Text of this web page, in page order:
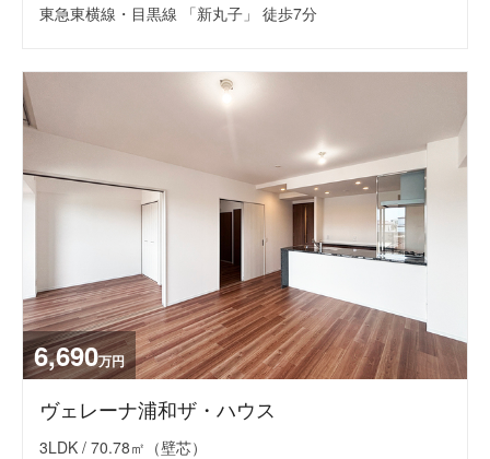
東急東横線・目黒線 「新丸子」 徒歩7分
6,690万円
ヴェレーナ浦和ザ・ハウス
3LDK / 70.78㎡（壁芯）